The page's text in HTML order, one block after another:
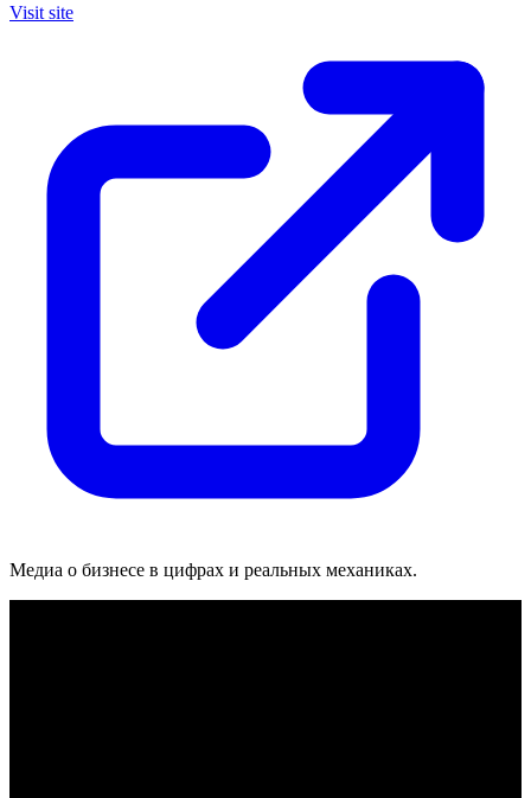
Visit site
Медиа о бизнесе в цифрах и реальных механиках.